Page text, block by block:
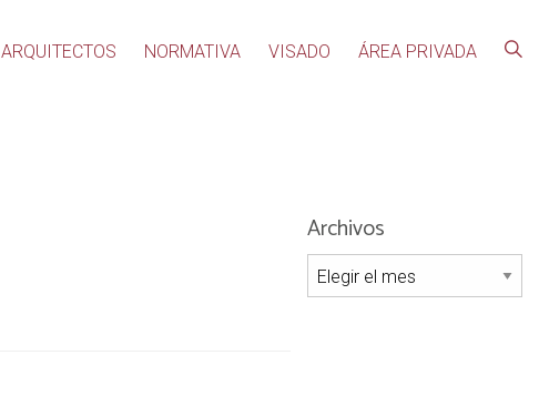
ARQUITECTOS NORMATIVA VISADO ÁREA PRIVADA
Archivos
Archivos